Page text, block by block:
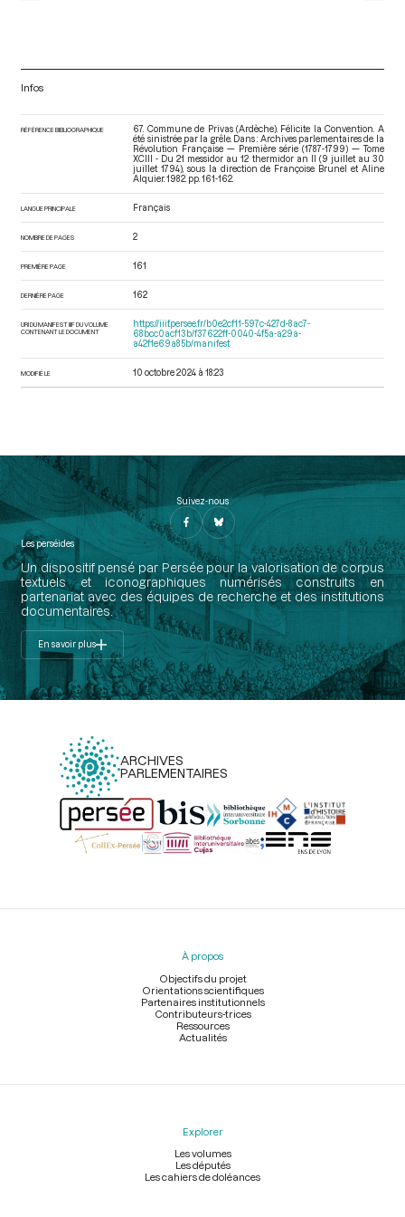
Infos
RÉFÉRENCE BIBLIOGRAPHIQUE
67. Commune de Privas (Ardèche). Félicite la Convention. A
été sinistrée par la grêle. Dans : Archives parlementaires de la
Révolution Française — Première série (1787-1799) — Tome
XCIII - Du 21 messidor au 12 thermidor an II (9 juillet au 30
juillet 1794) , sous la direction de Françoise Brunel et Aline
Alquier. 1982. pp. 161-162.
LANGUE PRINCIPALE Français
NOMBRE DE PAGES 2
PREMIÈRE PAGE 161
DERNIÈRE PAGE 162
URI DU MANIFEST IIIF DU VOLUME
CONTENANT LE DOCUMENT
https://iiif.persee.fr/b0e2cf11-597c-427d-8ac7-
68bcc0acf13b/f37622ff-0040-4f5a-a29a-
a42f1e69a85b/manifest
MODIFIÉ LE 10 octobre 2024 à 18:23
Suivez-nous
Les perséides
Un dispositif pensé par Persée pour la valorisation de corpus
textuels et iconographiques numérisés construits en
partenariat avec des équipes de recherche et des institutions
documentaires.
En savoir plus
ARCHIVES
PARLEMENTAIRES
Menu
À propos
Objectifs du projet
Orientations scientifiques
Partenaires institutionnels
Contributeurs-trices
Ressources
Actualités
Explorer
Les volumes
Les députés
Les cahiers de doléances